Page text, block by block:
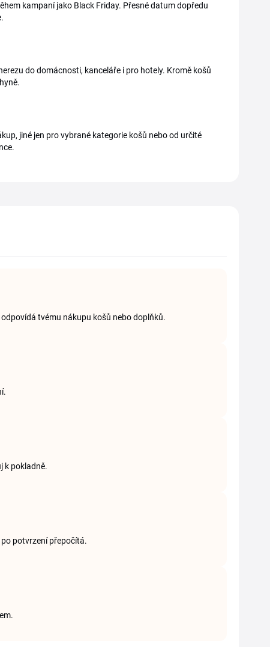
kampaní jako Black Friday. Přesné datum dopředu
do domácnosti, kanceláře i pro hotely. Kromě košů
jiné jen pro vybrané kategorie košů nebo od určité
tvému nákupu košů nebo doplňků.
k pokladně.
po potvrzení přepočítá.